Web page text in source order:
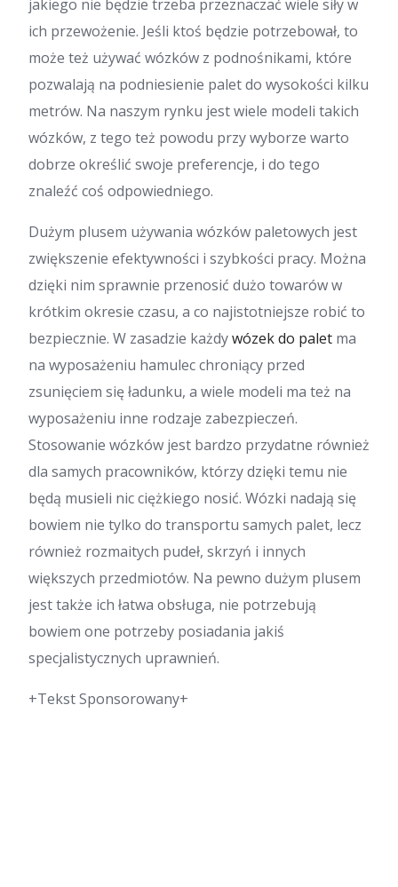
jakiego nie będzie trzeba przeznaczać wiele siły w
ich przewożenie. Jeśli ktoś będzie potrzebował, to
może też używać wózków z podnośnikami, które
pozwalają na podniesienie palet do wysokości kilku
metrów. Na naszym rynku jest wiele modeli takich
wózków, z tego też powodu przy wyborze warto
dobrze określić swoje preferencje, i do tego
znaleźć coś odpowiedniego.
Dużym plusem używania wózków paletowych jest
zwiększenie efektywności i szybkości pracy. Można
dzięki nim sprawnie przenosić dużo towarów w
krótkim okresie czasu, a co najistotniejsze robić to
bezpiecznie. W zasadzie każdywózek do palet ma
na wyposażeniu hamulec chroniący przed
zsunięciem się ładunku, a wiele modeli ma też na
wyposażeniu inne rodzaje zabezpieczeń.
Stosowanie wózków jest bardzo przydatne również
dla samych pracowników, którzy dzięki temu nie
będą musieli nic ciężkiego nosić. Wózki nadają się
bowiem nie tylko do transportu samych palet, lecz
również rozmaitych pudeł, skrzyń i innych
większych przedmiotów. Na pewno dużym plusem
jest także ich łatwa obsługa, nie potrzebują
bowiem one potrzeby posiadania jakiś
specjalistycznych uprawnień.
+Tekst Sponsorowany+